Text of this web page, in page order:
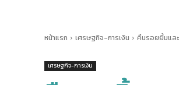
หน้าแรก เศรษฐกิจ-การเงิน คืนรอยยิ้มแล
เศรษฐกิจ-การเงิน